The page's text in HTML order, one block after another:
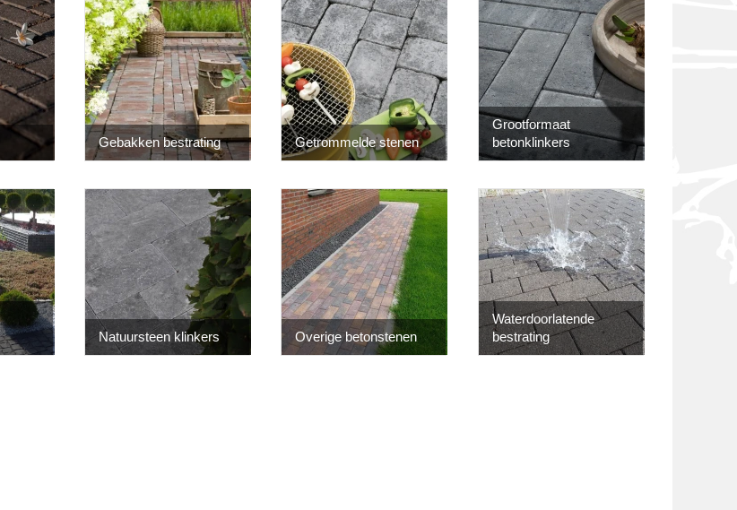
Gebakken bestrating Getrommelde stenen
Grootformaat
betonklinkers
Natuursteen klinkers Overige betonstenen
Waterdoorlatende
bestrating